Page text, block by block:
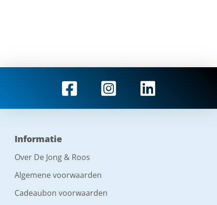
Informatie
Over De Jong & Roos
Algemene voorwaarden
Cadeaubon voorwaarden